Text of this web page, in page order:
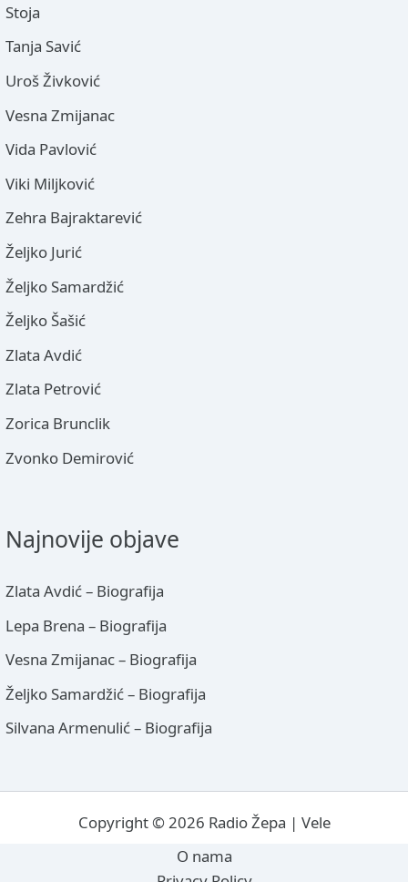
Stoja
Tanja Savić
Uroš Živković
Vesna Zmijanac
Vida Pavlović
Viki Miljković
Zehra Bajraktarević
Željko Jurić
Željko Samardžić
Željko Šašić
Zlata Avdić
Zlata Petrović
Zorica Brunclik
Zvonko Demirović
Najnovije objave
Zlata Avdić – Biografija
Lepa Brena – Biografija
Vesna Zmijanac – Biografija
Željko Samardžić – Biografija
Silvana Armenulić – Biografija
Copyright © 2026 Radio Žepa | Vele
O nama